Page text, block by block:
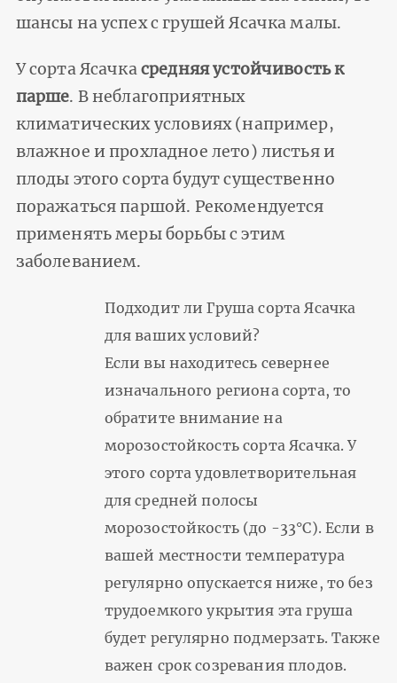
шансы на успех с грушей Ясачка малы.
У сорта Ясачкасредняя устойчивость к
парше. В неблагоприятных
климатических условиях (например,
влажное и прохладное лето) листья и
плоды этого сорта будут существенно
поражаться паршой. Рекомендуется
применять меры борьбы с этим
заболеванием.
Подходит ли Груша сорта Ясачка
для ваших условий?
Если вы находитесь севернее
изначального региона сорта, то
обратите внимание на
морозостойкость сорта Ясачка. У
этого сорта удовлетворительная
для средней полосы
морозостойкость (до -33°С). Если в
вашей местности температура
регулярно опускается ниже, то без
трудоемкого укрытия эта груша
будет регулярно подмерзать. Также
важен срок созревания плодов.